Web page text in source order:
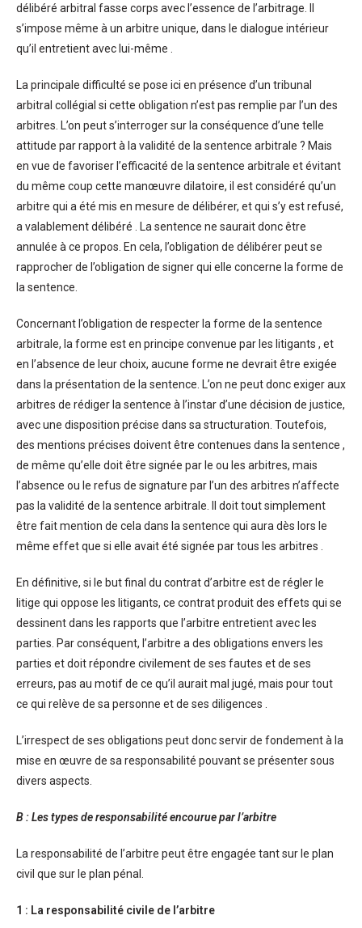
délibéré arbitral fasse corps avec l’essence de l’arbitrage. Il
s’impose même à un arbitre unique, dans le dialogue intérieur
qu’il entretient avec lui-même .
La principale difficulté se pose ici en présence d’un tribunal
arbitral collégial si cette obligation n’est pas remplie par l’un des
arbitres. L’on peut s’interroger sur la conséquence d’une telle
attitude par rapport à la validité de la sentence arbitrale ? Mais
en vue de favoriser l’efficacité de la sentence arbitrale et évitant
du même coup cette manœuvre dilatoire, il est considéré qu’un
arbitre qui a été mis en mesure de délibérer, et qui s’y est refusé,
a valablement délibéré . La sentence ne saurait donc être
annulée à ce propos. En cela, l’obligation de délibérer peut se
rapprocher de l’obligation de signer qui elle concerne la forme de
la sentence.
Concernant l’obligation de respecter la forme de la sentence
arbitrale, la forme est en principe convenue par les litigants , et
en l’absence de leur choix, aucune forme ne devrait être exigée
dans la présentation de la sentence. L’on ne peut donc exiger aux
arbitres de rédiger la sentence à l’instar d’une décision de justice,
avec une disposition précise dans sa structuration. Toutefois,
des mentions précises doivent être contenues dans la sentence ,
de même qu’elle doit être signée par le ou les arbitres, mais
l’absence ou le refus de signature par l’un des arbitres n’affecte
pas la validité de la sentence arbitrale. Il doit tout simplement
être fait mention de cela dans la sentence qui aura dès lors le
même effet que si elle avait été signée par tous les arbitres .
En définitive, si le but final du contrat d’arbitre est de régler le
litige qui oppose les litigants, ce contrat produit des effets qui se
dessinent dans les rapports que l’arbitre entretient avec les
parties. Par conséquent, l’arbitre a des obligations envers les
parties et doit répondre civilement de ses fautes et de ses
erreurs, pas au motif de ce qu’il aurait mal jugé, mais pour tout
ce qui relève de sa personne et de ses diligences .
L’irrespect de ses obligations peut donc servir de fondement à la
mise en œuvre de sa responsabilité pouvant se présenter sous
divers aspects.
B : Les types de responsabilité encourue par l’arbitre
La responsabilité de l’arbitre peut être engagée tant sur le plan
civil que sur le plan pénal.
1 : La responsabilité civile de l’arbitre